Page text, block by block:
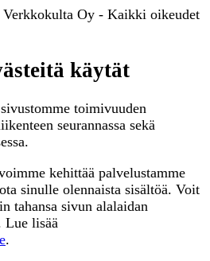
Oy - Kaikki oikeudet
käytät
toimivuuden
seurannassa sekä
kehittää palvelustamme
sinulle olennaista sisältöä. Voit
tahansa sivun alalaidan
Lue lisää
.